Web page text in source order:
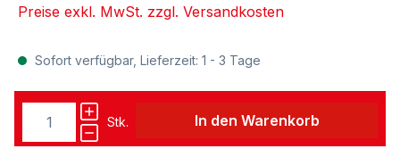
Preise exkl. MwSt. zzgl. Versandkosten
Sofort verfügbar, Lieferzeit: 1 - 3 Tage
Stk. In den Warenkorb